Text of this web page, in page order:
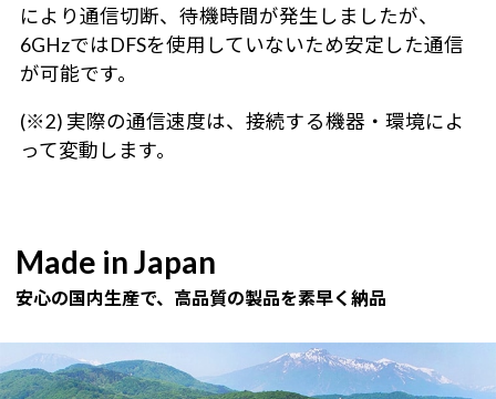
により通信切断、待機時間が発生しましたが、
6GHzではDFSを使用していないため安定した通信
が可能です。
(※2) 実際の通信速度は、接続する機器・環境によ
って変動します。
Made in Japan
安心の国内生産で、高品質の製品を素早く納品